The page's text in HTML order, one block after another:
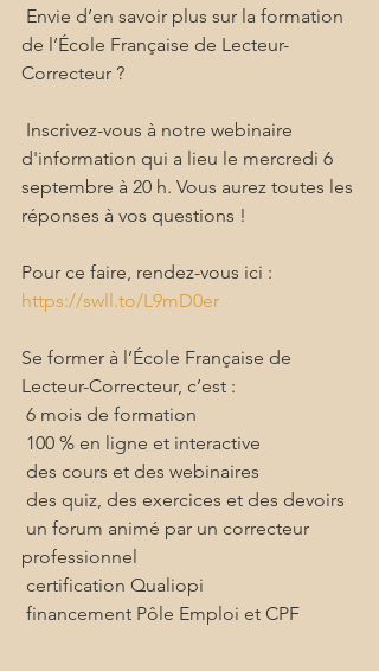
de l’École Française de Lecteur-
Correcteur ?
d'information qui a lieu le mercredi 6
septembre à 20 h. Vous aurez toutes les
réponses à vos questions !
Pour ce faire, rendez-vous ici :
https://swll.to/L9mD0er
Se former à l’École Française de
Lecteur-Correcteur, c’est :
6 mois de formation
100 % en ligne et interactive
des cours et des webinaires
des quiz, des exercices et des devoirs
professionnel
certification Qualiopi
financement Pôle Emploi et CPF